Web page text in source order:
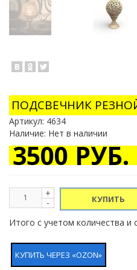
ПОДСВЕЧНИК
Артикул: 4634
Наличие: Нет в наличии
3500 РУБ.
+
- КУПИТЬ
Итого с учетом количества и
КУПИТЬ ЧЕРЕЗ «OZON»